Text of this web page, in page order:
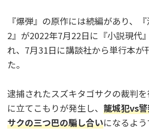
『爆弾』の原作には続編があり、
2』が2022年7月22日に『小説現代
れ、7月31日に講談社から単行本が
た。
逮捕されたスズキタゴサクの裁判
に立てこもりが発生し、 籠城犯vs
サクの三つ巴の騙し合いになるよう